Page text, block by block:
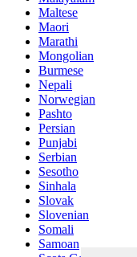
Maltese
Maori
Marathi
Mongolian
Burmese
Nepali
Norwegian
Pashto
Persian
Punjabi
Serbian
Sesotho
Sinhala
Slovak
Slovenian
Somali
Samoan